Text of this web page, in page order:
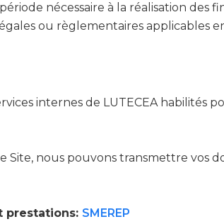
nécessaire à la réalisation des
ou règlementaires applicables
internes de LUTECEA habilités
nous pouvons transmettre vos
prestations: SMEREP